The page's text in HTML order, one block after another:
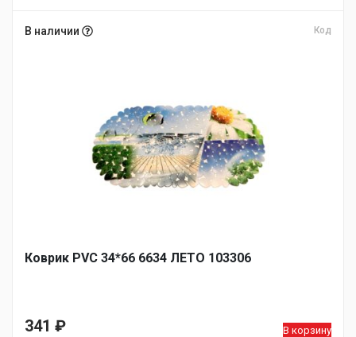
В наличии Код
Коврик PVC 34*66 6634 ЛЕТО 103306
341 ₽ В корзину